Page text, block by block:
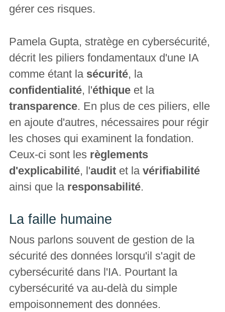
gérer ces risques.
Pamela Gupta, stratège en cybersécurité,
décrit les piliers fondamentaux d'une IA
comme étant la sécurité, la
confidentialité, l'éthiqueet la
transparence. En plus de ces piliers, elle
en ajoute d'autres, nécessaires pour régir
les choses qui examinent la fondation.
Ceux-ci sont les règlements
d'explicabilité, l'auditet la vérifiabilité
ainsi que la responsabilité.
La faille humaine
Nous parlons souvent de gestion de la
sécurité des données lorsqu'il s'agit de
cybersécurité dans l'IA. Pourtant la
cybersécurité va au-delà du simple
empoisonnement des données.